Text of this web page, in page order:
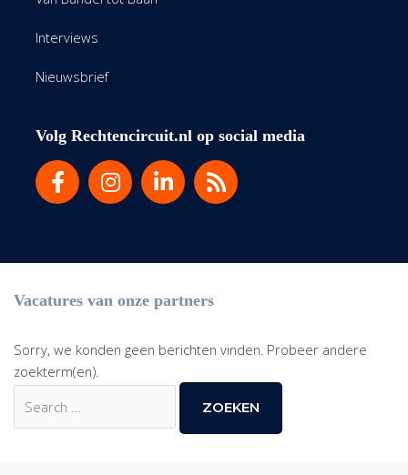
Interviews
Nieuwsbrief
Volg Rechtencircuit.nl op social media
Vacatures van onze partners
Sorry, we konden geen berichten vinden. Probeer andere
zoekterm(en).
Zoek
naar: